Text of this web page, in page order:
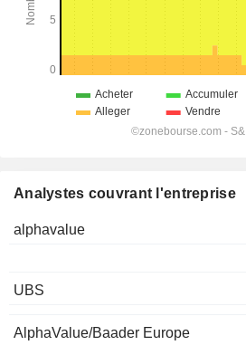
Analystes couvrant l'entreprise
alphavalue
UBS
AlphaValue/Baader Europe